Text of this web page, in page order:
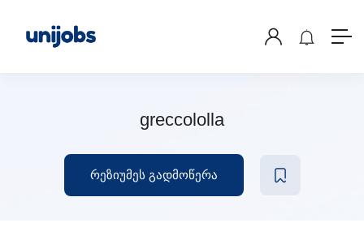
greccololla
რეზიუმეს გადმოწერა